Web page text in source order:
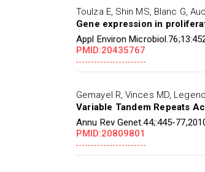
Toulza E, Shin MS, Blanc G,
Gene expression in
Appl Environ
PMID:20435767
Gemayel R, Vinces MD,
Variable Tandem Repeats
Annu Rev Genet.44;:445-
PMID:20809801